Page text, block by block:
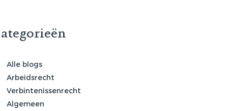
Alle blogs
Arbeidsrecht
Verbintenissenrecht
Algemeen